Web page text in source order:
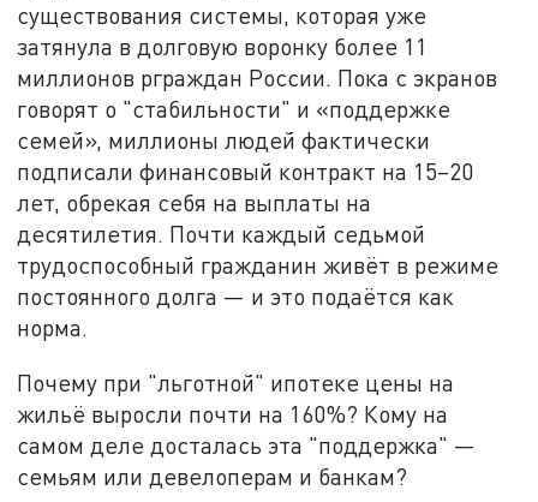
существования системы, которая уже
затянула в долговую воронку более 11
миллионов рграждан России. Пока с экранов
говорят о "стабильности" и «поддержке
семей», миллионы людей фактически
подписали финансовый контракт на 15–20
лет, обрекая себя на выплаты на
десятилетия. Почти каждый седьмой
трудоспособный гражданин живёт в режиме
постоянного долга — и это подаётся как
норма.
Почему при "льготной" ипотеке цены на
жильё выросли почти на 160%? Кому на
самом деле досталась эта "поддержка" —
семьям или девелоперам и банкам?